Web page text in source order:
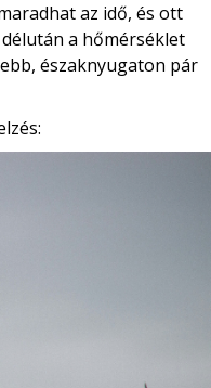
az idő, és ott
a hőmérséklet
északnyugaton pár